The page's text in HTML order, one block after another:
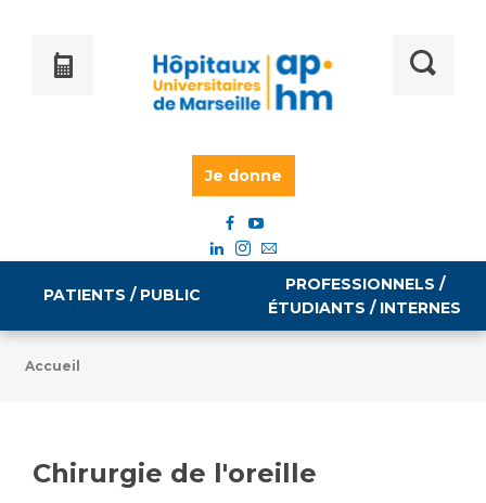
Je donne
PATIENTS / PUBLIC
Tarifs
PROFESSIONNELS /
ÉTUDIANTS / INTERNES
Emploi / formation
Accueil
Chirurgie de l'oreille